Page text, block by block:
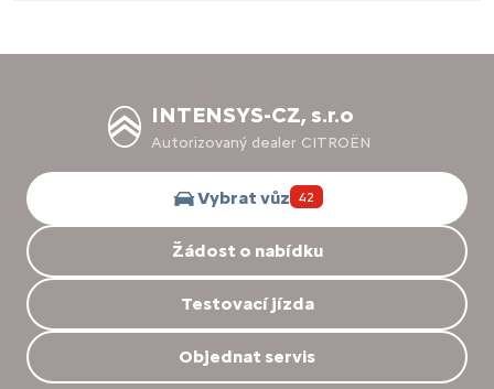
INTENSYS-CZ, s.r.o
Autorizovaný dealer CITROËN
Vybrat vůz 42
Žádost o nabídku
Testovací jízda
Objednat servis